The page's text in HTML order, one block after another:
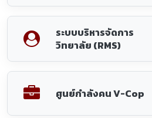
ระบบบริหารจัดการ
วิทยาลัย (RMS)
ศูนย์กำลังคน V-Cop